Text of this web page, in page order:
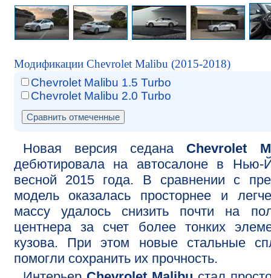
Модификации Chevrolet Malibu (2015-2018)
Chevrolet Malibu 1.5 Turbo
Chevrolet Malibu 2.0 Turbo
Новая версия седана Chevrolet
дебютировала на автосалоне в Нью-
весной 2015 года. В сравнении с
модель оказалась просторнее и
массу удалось снизить почти на
центнера за счет более тонких
кузова. При этом новые стальные
помогли сохранить их прочность.